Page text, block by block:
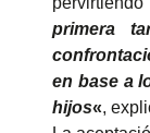
primera
en base a
hijos«,